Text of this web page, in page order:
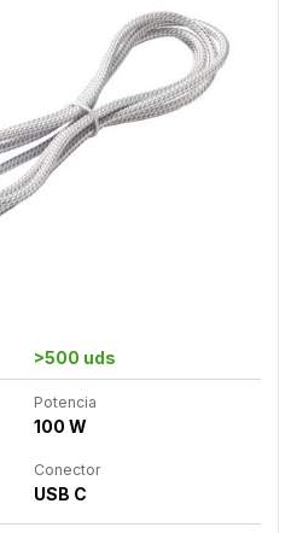
>500 uds
Potencia
100 W
Conector
USB C